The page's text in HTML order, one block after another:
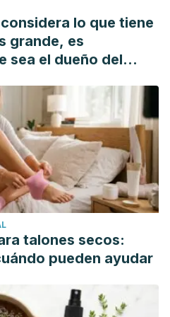
& Ondategui Parra, S. (2012).
España. Ernest & Young.
10.1016/j.mehy.2016.04.045
lo que tiene
grande, es
sea el dueño del
talones secos:
pueden ayudar